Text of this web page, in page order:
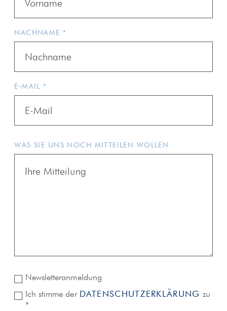
NACHNAME *
E-MAIL *
WAS SIE UNS NOCH MITTEILEN WOLLEN
Newsletteranmeldung
Ich stimme der DATENSCHUTZERKLÄRUNG zu
*